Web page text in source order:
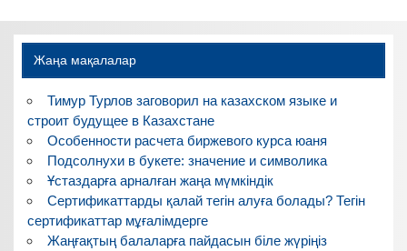
Жаңа мақалалар
Тимур Турлов заговорил на казахском языке и
строит будущее в Казахстане
Особенности расчета биржевого курса юаня
Подсолнухи в букете: значение и символика
Ұстаздарға арналған жаңа мүмкіндік
Сертификаттарды қалай тегін алуға болады? Тегін
сертификаттар мұғалімдерге
Жаңғақтың балаларға пайдасын біле жүріңіз